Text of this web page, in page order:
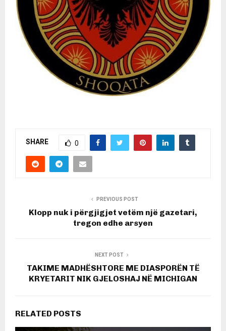
SHARE 0
PREVIOUS POST
Klopp nuk i përgjigjet vetëm një gazetari,
tregon edhe arsyen
NEXT POST
TAKIME MADHËSHTORE ME DIASPORËN TË
KRYETARIT NIK GJELOSHAJ NË MICHIGAN
RELATED POSTS